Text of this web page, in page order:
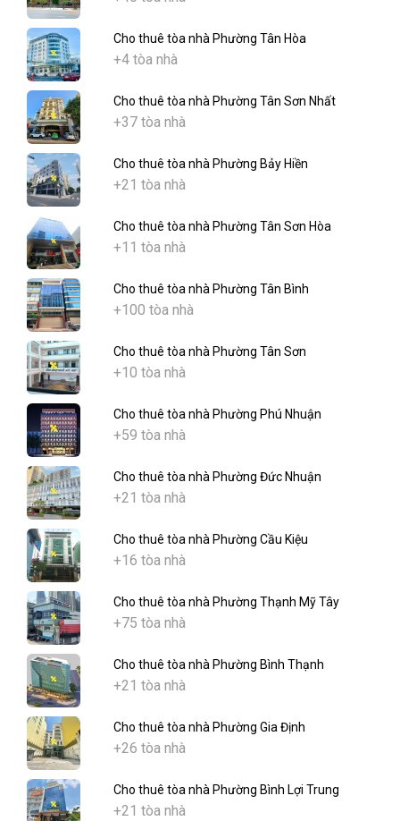
Cho thuê tòa nhà Phường Tân Hòa
+4 tòa nhà
Cho thuê tòa nhà Phường Tân Sơn Nhất
+37 tòa nhà
Cho thuê tòa nhà Phường Bảy Hiền
+21 tòa nhà
Cho thuê tòa nhà Phường Tân Sơn Hòa
+11 tòa nhà
Cho thuê tòa nhà Phường Tân Bình
+100 tòa nhà
Cho thuê tòa nhà Phường Tân Sơn
+10 tòa nhà
Cho thuê tòa nhà Phường Phú Nhuận
+59 tòa nhà
Cho thuê tòa nhà Phường Đức Nhuận
+21 tòa nhà
Cho thuê tòa nhà Phường Cầu Kiệu
+16 tòa nhà
Cho thuê tòa nhà Phường Thạnh Mỹ Tây
+75 tòa nhà
Cho thuê tòa nhà Phường Bình Thạnh
+21 tòa nhà
Cho thuê tòa nhà Phường Gia Định
+26 tòa nhà
Cho thuê tòa nhà Phường Bình Lợi Trung
+21 tòa nhà